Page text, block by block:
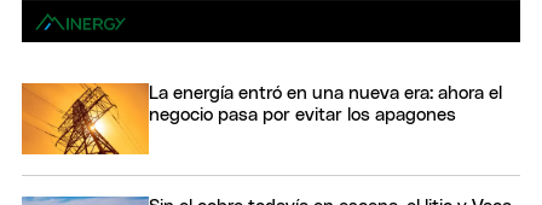
La energía entró en una nueva era: ahora el
negocio pasa por evitar los apagones